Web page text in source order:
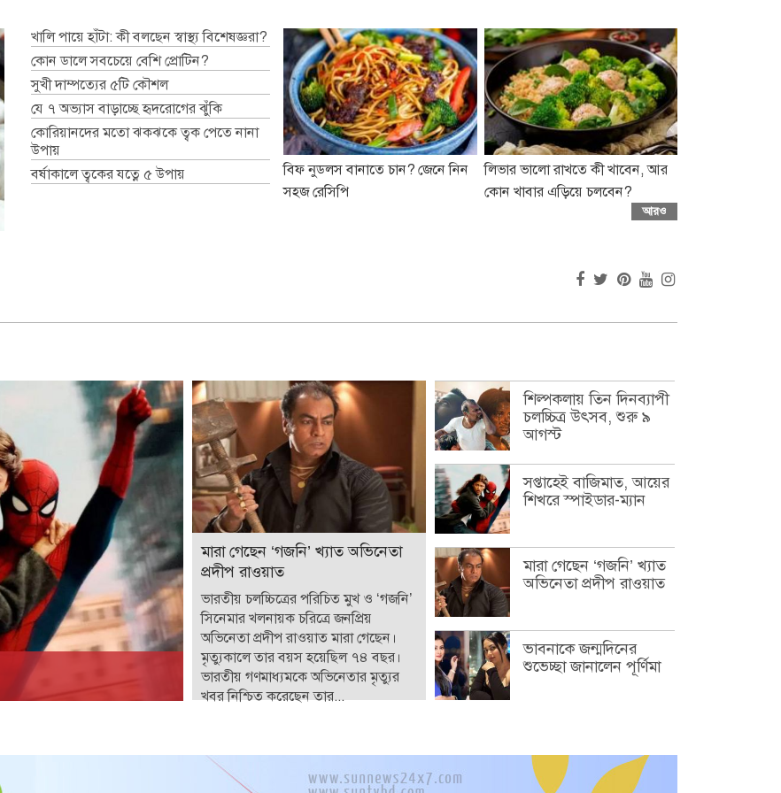
খালি পায়ে হাঁটা: কী বলছেন স্বাস্থ্য বিশেষজ্ঞরা?
কোন ডালে সবচেয়ে বেশি প্রোটিন?
সুখী দাম্পত্যের ৫টি কৌশল
যে ৭ অভ্যাস বাড়াচ্ছে হৃদরোগের ঝুঁকি
কোরিয়ানদের মতো ঝকঝকে ত্বক পেতে নানা
উপায়
বর্ষাকালে ত্বকের যত্নে ৫ উপায়
বিফ নুডলস বানাতে চান? জেনে নিন
সহজ রেসিপি
লিভার ভালো রাখতে কী খাবেন, আর
কোন খাবার এড়িয়ে চলবেন?
আরও
মারা গেছেন ‘গজনি’ খ্যাত অভিনেতা
প্রদীপ রাওয়াত
ভারতীয় চলচ্চিত্রের পরিচিত মুখ ও ‘গজনি’
সিনেমার খলনায়ক চরিত্রে জনপ্রিয়
অভিনেতা প্রদীপ রাওয়াত মারা গেছেন।
মৃত্যুকালে তার বয়স হয়েছিল ৭৪ বছর।
ভারতীয় গণমাধ্যমকে অভিনেতার মৃত্যুর
খবর নিশ্চিত করেছেন তার...
শিল্পকলায় তিন দিনব্যাপী
চলচ্চিত্র উৎসব, শুরু ৯
আগস্ট
সপ্তাহেই বাজিমাত, আয়ের
শিখরে স্পাইডার-ম্যান
মারা গেছেন ‘গজনি’ খ্যাত
অভিনেতা প্রদীপ রাওয়াত
ভাবনাকে জন্মদিনের
শুভেচ্ছা জানালেন পূর্ণিমা